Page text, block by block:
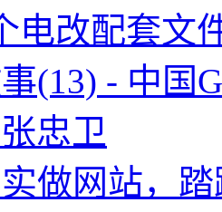
电改配套文
(13) - 中国
忠卫
做网站，